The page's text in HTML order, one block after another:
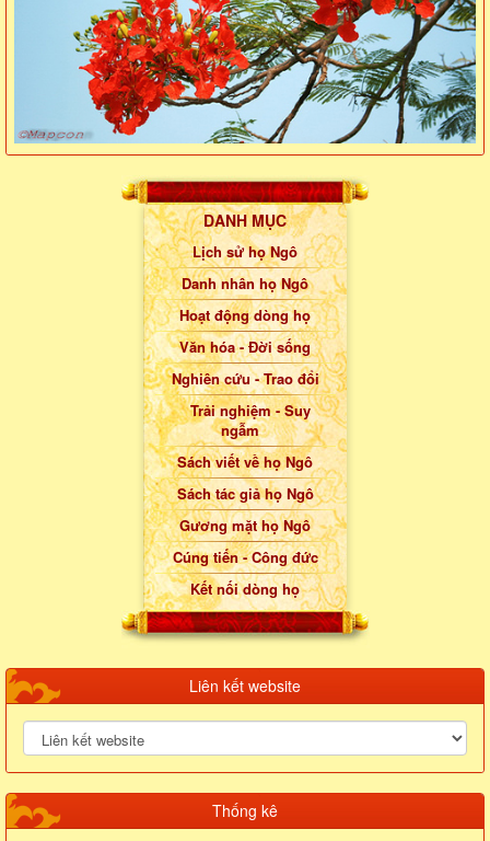
DANH MỤC
Lịch sử họ Ngô
Danh nhân họ Ngô
Hoạt động dòng họ
Văn hóa - Đời sống
Nghiên cứu - Trao đổi
Trải nghiệm - Suy
ngẫm
Sách viết về họ Ngô
Sách tác giả họ Ngô
Gương mặt họ Ngô
Cúng tiến - Công đức
Kết nối dòng họ
Liên kết website
Thống kê